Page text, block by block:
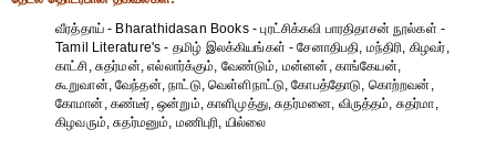
வீரத்தாய் - Bharathidasan Books - புரட்சிக்கவி பாரதிதாசன் நூல்கள் -
Tamil Literature's - தமிழ் இலக்கியங்கள் - சேனாதிபதி, மந்திரி, கிழவர்,
காட்சி, சுதர்மன், எல்லார்க்கும், வேண்டும், மன்னன், காங்கேயன்,
கூறுவான், வேந்தன், நாட்டு, வெள்ளிநாட்டு, கோபத்தோடு, கொற்றவன்,
கோமான், கண்டீர், ஒன்றும், காளிமுத்து, சுதர்மனை, விருத்தம், சுதர்மா,
கிழவரும், சுதர்மனும், மணிபுரி, யில்லை